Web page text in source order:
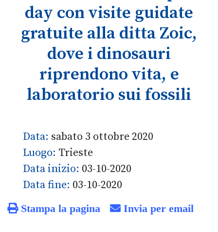
day con visite guidate
gratuite alla ditta Zoic,
dove i dinosauri
riprendono vita, e
laboratorio sui fossili
Data: sabato 3 ottobre 2020
Luogo: Trieste
Data inizio: 03-10-2020
Data fine: 03-10-2020
Stampa la pagina Invia per email